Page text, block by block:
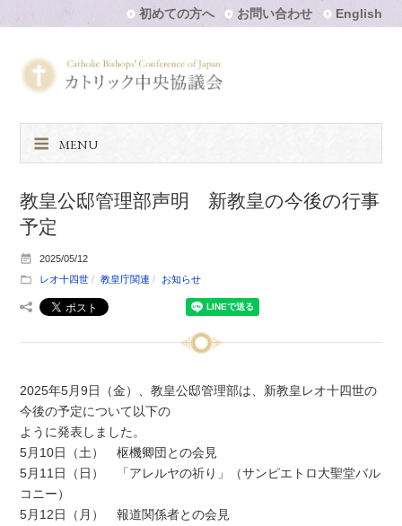
初めての方へ お問い合わせ English
MENU
教皇公邸管理部声明 新教皇の今後の行事
予定
2025/05/12
レオ十四世
教皇庁関連 お知らせ
2025年5月9日（金）、教皇公邸管理部は、新教皇レオ十四世の
今後の予定について以下の
ように発表しました。
5月10日（土） 枢機卿団との会見
5月11日（日） 「アレルヤの祈り」（サンピエトロ大聖堂バル
コニー）
5月12日（月） 報道関係者との会見